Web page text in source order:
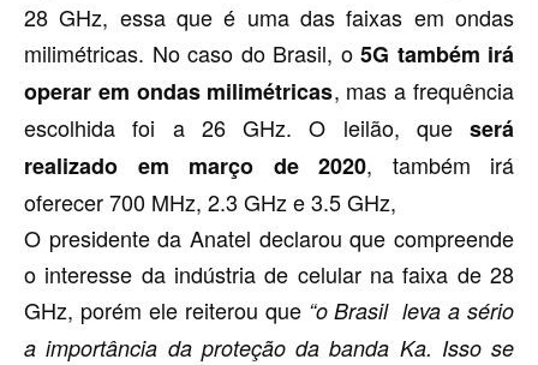
28 GHz, essa que é uma das faixas em ondas
milimétricas. No caso do Brasil, o 5G também irá
operar em ondas milimétricas, mas a frequência
escolhida foi a 26 GHz. O leilão, que será
realizado em março de 2020, também irá
oferecer 700 MHz, 2.3 GHz e 3.5 GHz,
O presidente da Anatel declarou que compreende
o interesse da indústria de celular na faixa de 28
GHz, porém ele reiterou que “oBrasil leva a sério
a importância da proteção da banda Ka. Isso se